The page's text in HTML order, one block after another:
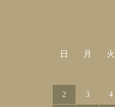
日 月 火
2 3 4